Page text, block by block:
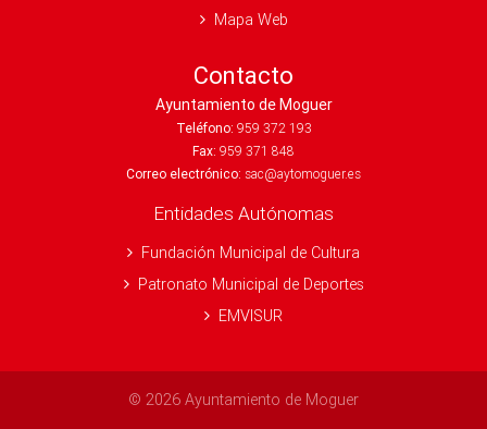
Mapa Web
Contacto
Ayuntamiento de Moguer
Teléfono: 959 372 193
Fax: 959 371 848
Correo electrónico: sac@aytomoguer.es
Entidades Autónomas
Fundación Municipal de Cultura
Patronato Municipal de Deportes
EMVISUR
© 2026 Ayuntamiento de Moguer